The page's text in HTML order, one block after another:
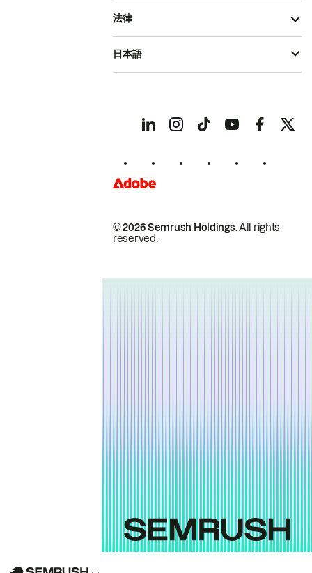
© 2026 Semrush Holdings.All rights
reserved.
法律
日本語